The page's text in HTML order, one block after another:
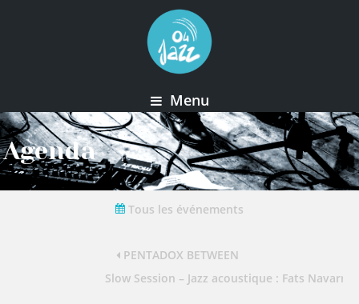
Menu
Agenda
Tous les événements
PENTADOX BETWEEN
Slow Session – Jazz acoustique : Fats Navarro